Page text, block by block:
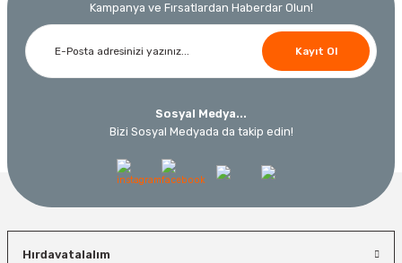
Kampanya ve Fırsatlardan Haberdar Olun!
Kayıt Ol
Sosyal Medya...
Bizi Sosyal Medyada da takip edin!
Hırdavatalalım